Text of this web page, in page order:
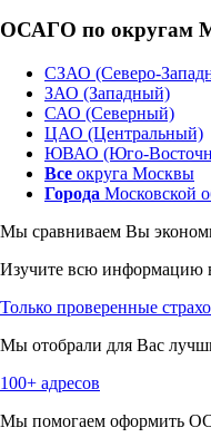
ОСАГО по округам
СЗАО (Северо-
ЗАО (Западный)
САО (Северный)
ЦАО (Центральный)
ЮВАО (Юго-
Все округа Москвы
Города Московской
Мы сравниваем Вы
Изучите всю информацию
Только проверенные
Мы отобрали для Вас
100+ адресов
Мы помогаем оформить